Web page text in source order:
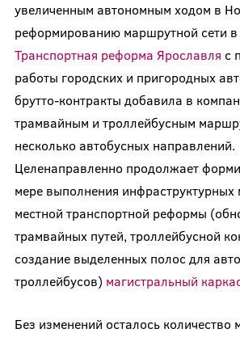
увеличенным автономным ходом в
реформированию маршрутной сети
Транспортная реформа Ярославля с
работы городских и пригородных
брутто-контракты добавила в
трамвайным и троллейбусным
несколько автобусных направлений.
Целенаправленно продолжает
мере выполнения инфраструктурных
местной транспортной реформы
трамвайных путей, троллейбусной
создание выделенных полос для
троллейбусов) магистральный
Без изменений осталось количество